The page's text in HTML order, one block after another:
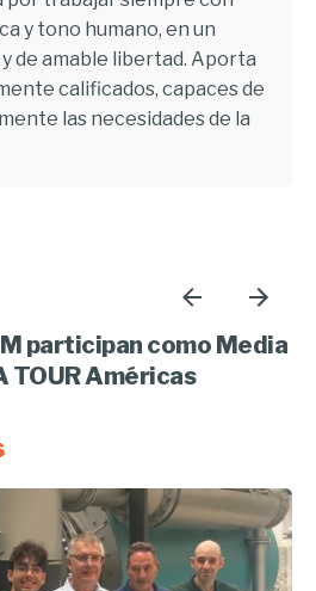
y tono humano, en un
de amable libertad. Aporta
calificados, capaces de
las necesidades de la
participan como Media
TOUR Américas